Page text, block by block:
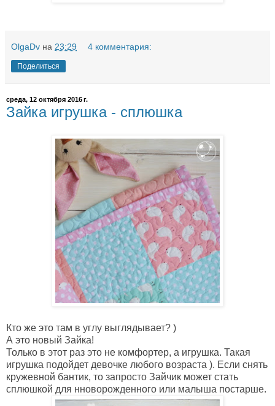
OlgaDv на 23:29 4 комментария:
Поделиться
среда, 12 октября 2016 г.
Зайка игрушка - сплюшка
Кто же это там в углу выглядывает? )
А это новый Зайка!
Только в этот раз это не комфортер, а игрушка. Такая
игрушка подойдет девочке любого возраста ). Если снять
кружевной бантик, то запросто Зайчик может стать
сплюшкой для нноворожденного или малыша постарше.